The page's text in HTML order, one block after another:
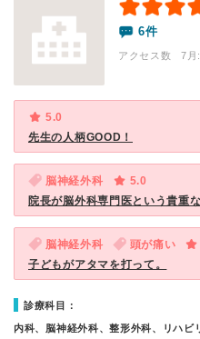
6件
アクセス数 7月:
5.0
先生の人柄GOOD！
脳神経外科
5.0
院長が脳外科専門医という貴重
脳神経外科 頭が痛い
子どもがアタマを打って。
診療科目：
内科、脳神経外科、整形外科、リハビ